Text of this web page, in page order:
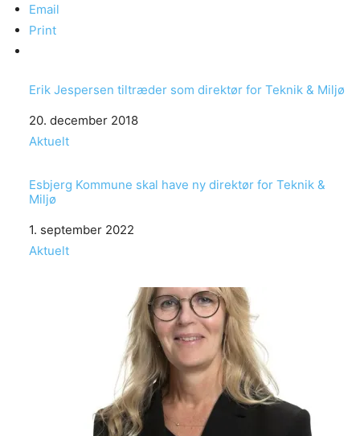
Email
Print
Erik Jespersen tiltræder som direktør for Teknik & Miljø
Date
20. december 2018
In relation to
Aktuelt
Esbjerg Kommune skal have ny direktør for Teknik &
Miljø
Date
1. september 2022
In relation to
Aktuelt